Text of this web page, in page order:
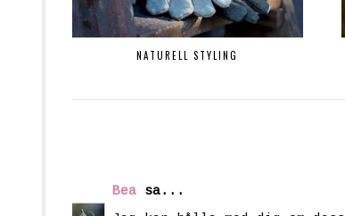
NATURELL STYLING
Bea sa...